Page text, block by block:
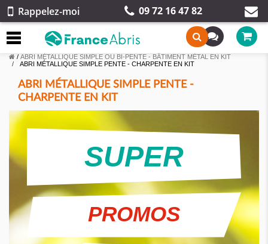
Rappelez-moi 09 72 16 47 82
/ ABRI MÉTALLIQUE SIMPLE OU BI-PENTE - BÂTIMENT MÉTAL EN KIT
ABRI MÉTALLIQUE SIMPLE PENTE - CHARPENTE EN KIT
ABRI MÉTALLIQUE SIMPLE PENTE -
CHARPENTE EN KIT
SUPER
PROMOS